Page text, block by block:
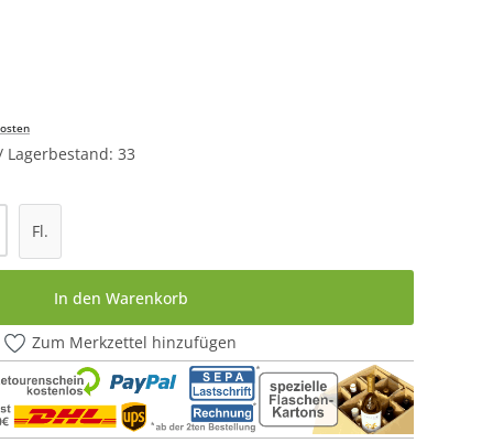
33
Gib den gewünschten Wert ein oder
Fl.
In den Warenkorb
Zum Merkzettel hinzufügen